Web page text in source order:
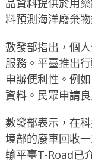
品資料提供於用
料預測海洋廢棄物
數發部指出，個
服務。平臺推出
申辦便利性。例
資料。民眾申請
數發部表示，在
境部的廢車回收
輸平臺T-Road已